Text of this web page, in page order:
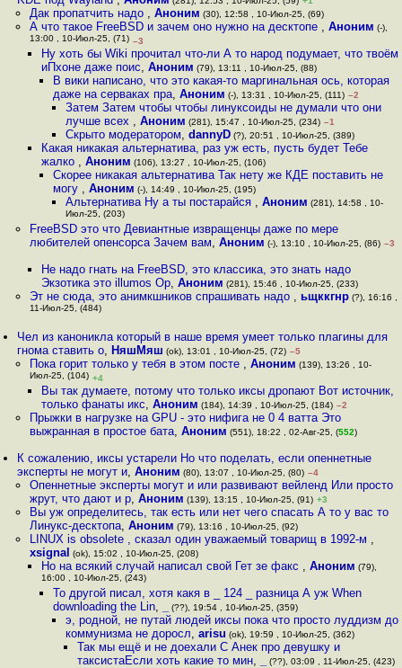
Дак пропатчить надо , Аноним (30), 12:58 , 10-Июл-25, (69)
А что такое FreeBSD и зачем оно нужно на десктопе , Аноним (-),
13:00 , 10-Июл-25, (71) –3
Ну хоть бы Wiki прочитал что-ли А то народ подумает, что твоём
иПхоне даже поис, Аноним (79), 13:11 , 10-Июл-25, (88)
В вики написано, что это какая-то маргинальная ось, которая
даже на серваках пра,Аноним (-), 13:31 , 10-Июл-25, (111) –2
Затем Затем чтобы чтобы линуксоиды не думали что они
лучше всех , Аноним (281), 15:47 , 10-Июл-25, (234) –1
Скрыто модератором, dannyD(?), 20:51 , 10-Июл-25, (389)
Какая никакая альтернатива, раз уж есть, пусть будет Тебе
жалко , Аноним (106), 13:27 , 10-Июл-25, (106)
Скорее никакая альтернатива Так нету же КДЕ поставить не
могу ,Аноним (-), 14:49 , 10-Июл-25, (195)
Альтернатива Ну а ты постарайся , Аноним (281), 14:58 , 10-
Июл-25, (203)
FreeBSD это что Девиантные извращенцы даже по мере
любителей опенсорса Зачем вам, Аноним (-), 13:10 , 10-Июл-25, (86) –3
Не надо гнать на FreeBSD, это классика, это знать надо
Экзотика это illumos Op, Аноним (281), 15:46 , 10-Июл-25, (233)
Эт не сюда, это анимкшников спрашивать надо , ьщккгнр(?), 16:16 ,
11-Июл-25, (484)
Чел из каноникла который в наше время умеет только плагины для
гнома ставить о, НяшМяш (ok), 13:01 , 10-Июл-25, (72) –5
Пока горит только у тебя в этом посте , Аноним (139), 13:26 , 10-
Июл-25, (104) +4
Вы так думаете, потому что только иксы дропают Вот источник,
только фанаты икс, Аноним (184), 14:39 , 10-Июл-25, (184) –2
Прыжки в нагрузке на GPU - это нифига не 0 4 ватта Это
выжранная в простое бата, Аноним (551), 18:22 , 02-Авг-25, (552)
К сожалению, иксы устарели Но что поделать, если опеннетные
эксперты не могут и,Аноним (80), 13:07 , 10-Июл-25, (80) –4
Опеннетные эксперты могут и или развивают вейленд Или просто
жрут, что дают и р, Аноним (139), 13:15 , 10-Июл-25, (91) +3
Вы уж определитесь, так есть или нет чего спасать А то у вас то
Линукс-десктопа, Аноним (79), 13:16 , 10-Июл-25, (92)
LINUX is obsolete , сказал один уважаемый товарищ в 1992-м ,
xsignal (ok), 15:02 , 10-Июл-25, (208)
Но на всякий случай написал свой Гет зе факс , Аноним (79),
16:00 , 10-Июл-25, (243)
То другой писал, хотя какя в _ 124 _ разница А уж When
downloading the Lin, (??), 19:54 , 10-Июл-25, (359)
э, родной, не путай людей иксы пока что просто луддизм до
коммунизма не доросл, arisu (ok), 19:59 , 10-Июл-25, (362)
Так мы ещё и не доехали С Анек про девушку и
таксистаЕсли хоть какие то мин, (??), 03:09 , 11-Июл-25, (423)